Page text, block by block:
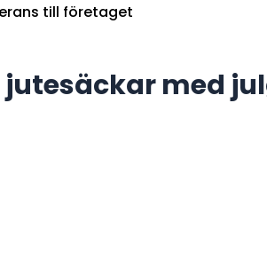
till företaget
med